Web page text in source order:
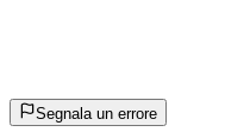
Segnala un errore